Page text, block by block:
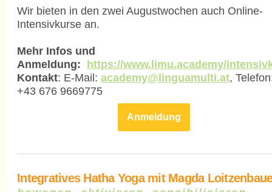
Wir bieten in den zwei Augustwochen auch Online-
Intensivkurse an.
Mehr Infos und
Anmeldung:
https://www.limu.academy/
Kontakt: E-Mail: academy@linguamulti.at,
+43 676 9669775
Anmeldung
Integratives Hatha Yoga mit Magda